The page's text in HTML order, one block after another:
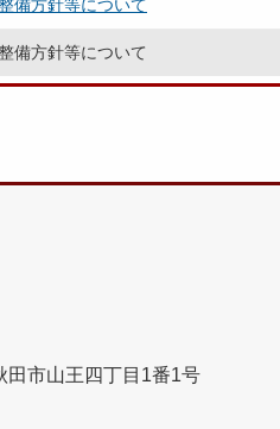
備方針等について
備方針等について
市山王四丁目1番1号